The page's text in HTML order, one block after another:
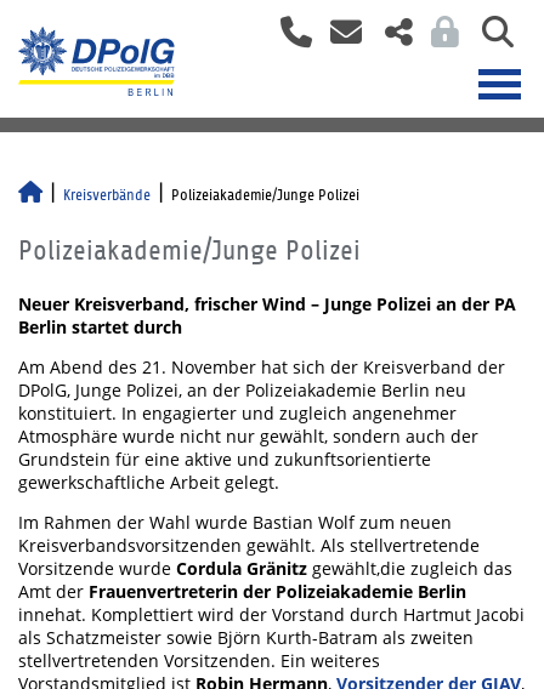
Kreisverbände Polizeiakademie/Junge Polizei
Polizeiakademie/Junge Polizei
Neuer Kreisverband, frischer Wind – Junge Polizei an der PA
Berlin startet durch
Am Abend des 21. November hat sich der Kreisverband der
DPolG, Junge Polizei, an der Polizeiakademie Berlin neu
konstituiert. In engagierter und zugleich angenehmer
Atmosphäre wurde nicht nur gewählt, sondern auch der
Grundstein für eine aktive und zukunftsorientierte
gewerkschaftliche Arbeit gelegt.
Im Rahmen der Wahl wurde Bastian Wolf zum neuen
Kreisverbandsvorsitzenden gewählt. Als stellvertretende
Vorsitzende wurde Cordula Gränitz gewählt,die zugleich das
Amt der Frauenvertreterin der Polizeiakademie Berlin
innehat. Komplettiert wird der Vorstand durch Hartmut Jacobi
als Schatzmeister sowie Björn Kurth-Batram als zweiten
stellvertretenden Vorsitzenden. Ein weiteres
Vorstandsmitglied ist Robin Hermann, Vorsitzender der GJAV,